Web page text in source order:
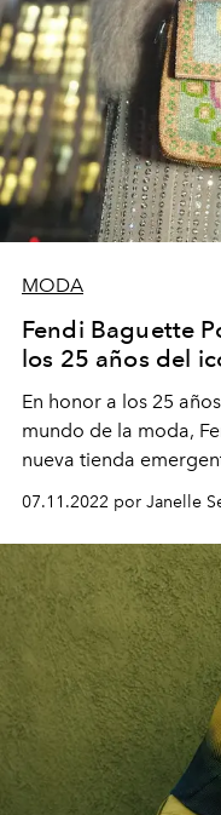
MODA
Fendi Baguette
los 25 años del
En honor a los 25
mundo de la moda,
nueva tienda
07.11.2022 por Janelle